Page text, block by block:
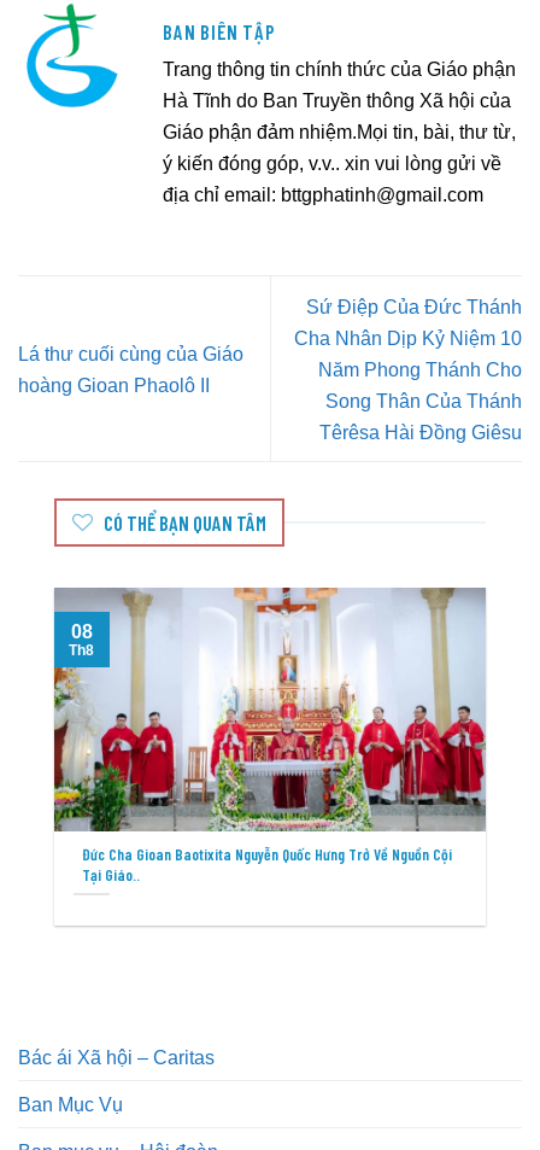
BAN BIÊN TẬP
Trang thông tin chính thức của Giáo phận
Hà Tĩnh do Ban Truyền thông Xã hội của
Giáo phận đảm nhiệm.Mọi tin, bài, thư từ,
ý kiến đóng góp, v.v.. xin vui lòng gửi về
địa chỉ email: bttgphatinh@gmail.com
Lá thư cuối cùng của Giáo
hoàng Gioan Phaolô II
Sứ Điệp Của Đức Thánh
Cha Nhân Dịp Kỷ Niệm 10
Năm Phong Thánh Cho
Song Thân Của Thánh
Têrêsa Hài Đồng Giêsu
CÓ THỂ BẠN QUAN TÂM
Đức Cha Gioan Baotixita Nguyễn Quốc Hưng Trở Về Nguồn Cội
Tại Giáo..
08
Th8
Bác ái Xã hội – Caritas
Ban Mục Vụ